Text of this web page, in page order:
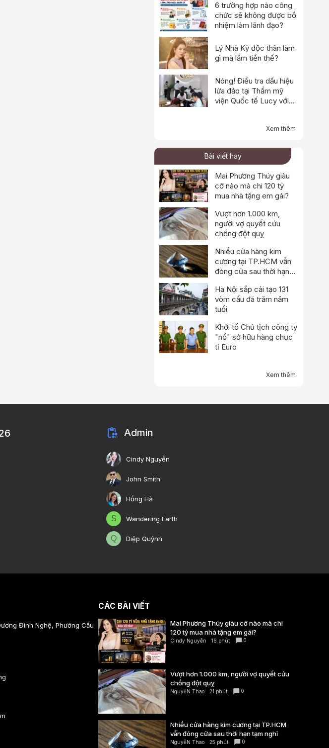
6 trường hợp nào công
chức sẽ không được bổ
nhiệm làm lãnh đạo?
Lý Nhã Kỳ độc thân làm
gì mà lắm tiền thế?
Nóng! Điều tra dấu hiệu
lừa đảo tại Thẩm mỹ
viện Quốc tế Lucy với
Xem thêm
Bài viết hay
Mai Phương Thúy giàu
cỡ nào mà chi 120 tỷ
mua nhà tặng em gái?
Vượt hơn 1.000 km,
người vợ quyết cứu
chồng đột quỵ
Nhiều cửa hàng kim
cương tại TP.HCM vẫn
đóng cửa sau thời hạn
Hà Nội sắp cải tạo 131
vòm cầu đá trăm năm
tuổi
Khởi tố Chủ tịch công ty
"nổ" sở hữu hàng chục
tỉ Euro
Xem thêm
Admin
Cindy Nguyễn
John Smith
Hồng Hà
S Wandering Earth
Q Diệp Quỳnh
Đình Nghệ, Phường Cầu
CÁC BÀI VIẾT
Mai Phương Thúy giàu cỡ nào mà chi
120 tỷ mua nhà tặng em gái?
Cindy Nguyễn 16 phút 0
Vượt hơn 1.000 km, người vợ quyết cứu
chồng đột quỵ
NguyễN Thao 21 phút 0
Nhiều cửa hàng kim cương tại TP.HCM
vẫn đóng cửa sau thời hạn tạm nghỉ
NguyễN Thao 25 phút 0